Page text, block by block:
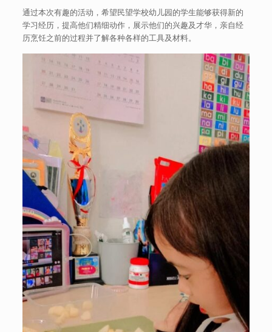
通过本次有趣的活动，希望民望学校幼儿园的学生能够获得新的
学习经历，提高他们精细动作，展示他们的兴趣及才华，亲自经
历烹饪之前的过程并了解各种各样的工具及材料。